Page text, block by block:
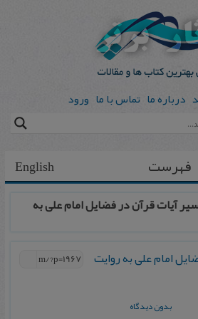
درباره ما تماس با ما ورود
English فهرست
آيات قرآن در فضايل امام علی به
امام علی به روايت
بدون دیدگاه